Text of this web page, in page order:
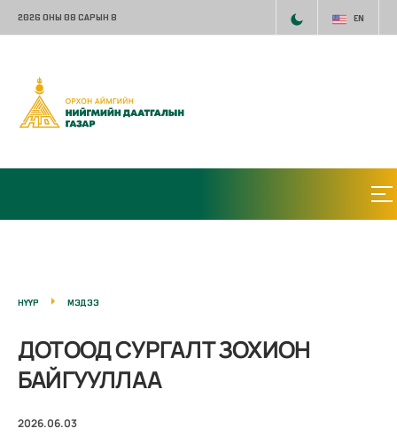
2026 ОНЫ 08 САРЫН 8 EN
НҮҮР МЭДЭЭ
ДОТООД СУРГАЛТ ЗОХИОН
БАЙГУУЛЛАА
2026.06.03